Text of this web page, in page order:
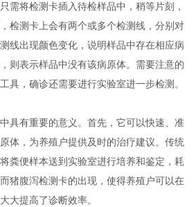
需将检测卡插入待检样品中，稍等片刻，
检测卡上会有两个或多个检测线，分别对
线出现颜色变化，说明样品中存在相应病
则表示样品中没有该病原体。需要注意的
具，确诊还需要进行实验室进一步检测。
具有重要的意义。首先，它可以快速、准
体，为养殖户提供及时的治疗建议。传统
粪便样本送到实验室进行培养和鉴定，耗
猪腹泻检测卡的出现，使得养殖户可以在
大提高了诊断效率。